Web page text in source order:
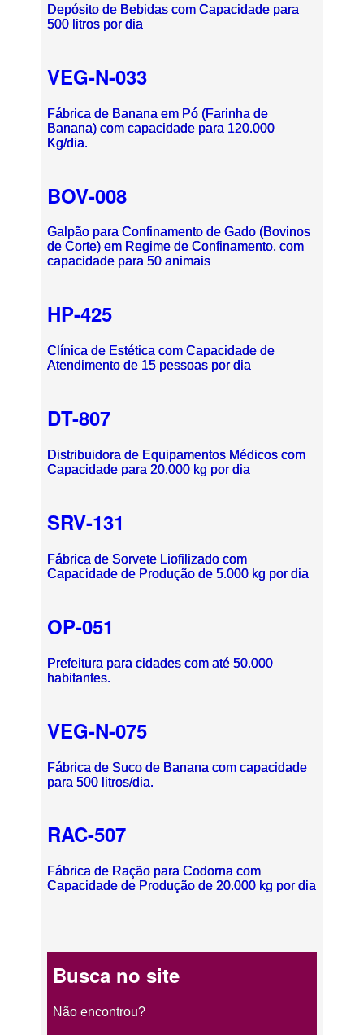
Depósito de Bebidas com Capacidade para
500 litros por dia
VEG-N-033
Fábrica de Banana em Pó (Farinha de
Banana) com capacidade para 120.000
Kg/dia.
BOV-008
Galpão para Confinamento de Gado (Bovinos
de Corte) em Regime de Confinamento, com
capacidade para 50 animais
HP-425
Clínica de Estética com Capacidade de
Atendimento de 15 pessoas por dia
DT-807
Distribuidora de Equipamentos Médicos com
Capacidade para 20.000 kg por dia
SRV-131
Fábrica de Sorvete Liofilizado com
Capacidade de Produção de 5.000 kg por dia
OP-051
Prefeitura para cidades com até 50.000
habitantes.
VEG-N-075
Fábrica de Suco de Banana com capacidade
para 500 litros/dia.
RAC-507
Fábrica de Ração para Codorna com
Capacidade de Produção de 20.000 kg por dia
Busca no site
Não encontrou?